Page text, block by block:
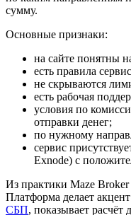
сумму.
Основные признаки:
на сайте понятны
есть правила
не скрываются
есть рабочая
условия по
отправки денег;
по нужному
сервис
Exnode) с
Из практики Maze
Платформа делает
СБП, показывает